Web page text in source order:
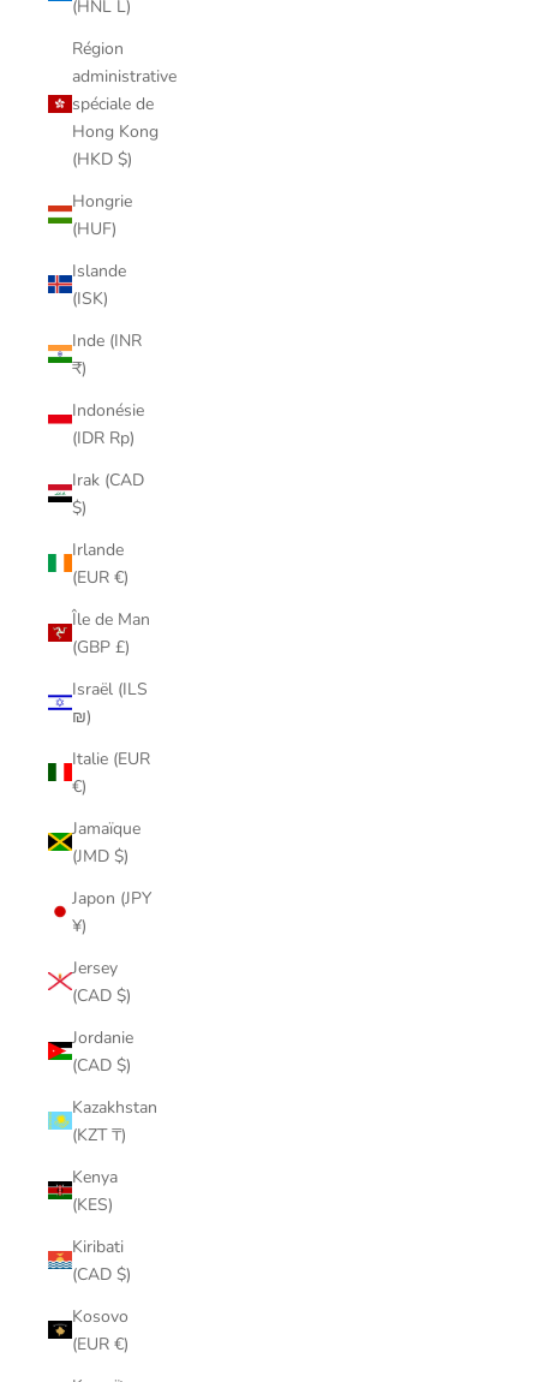
(HNL L)
Région
administrative
spéciale de
Hong Kong
(HKD $)
Hongrie
(HUF)
Islande
(ISK)
Inde (INR
₹)
Indonésie
(IDR Rp)
Irak (CAD
$)
Irlande
(EUR €)
Île de Man
(GBP £)
Israël (ILS
₪)
Italie (EUR
€)
Jamaïque
(JMD $)
Japon (JPY
¥)
Jersey
(CAD $)
Jordanie
(CAD $)
Kazakhstan
(KZT ₸)
Kenya
(KES)
Kiribati
(CAD $)
Kosovo
(EUR €)